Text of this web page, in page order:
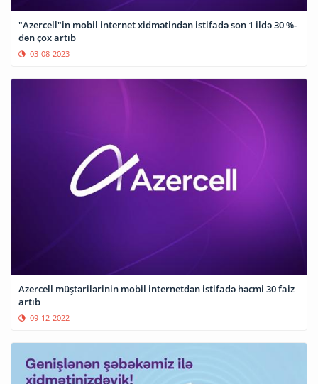
"Azercell"in mobil internet xidmətindən istifadə son 1 ildə 30 %-
dən çox artıb
03-08-2023
Azercell müştərilərinin mobil internetdən istifadə həcmi 30 faiz
artıb
09-12-2022